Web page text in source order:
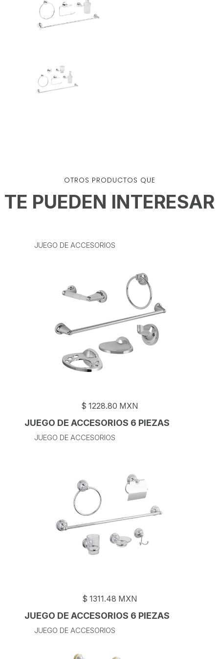
OTROS PRODUCTOS QUE
TE PUEDEN INTERESAR
JUEGO DE ACCESORIOS
$ 1228.80 MXN
JUEGO DE ACCESORIOS 6 PIEZAS
JUEGO DE ACCESORIOS
$ 1311.48 MXN
JUEGO DE ACCESORIOS 6 PIEZAS
JUEGO DE ACCESORIOS